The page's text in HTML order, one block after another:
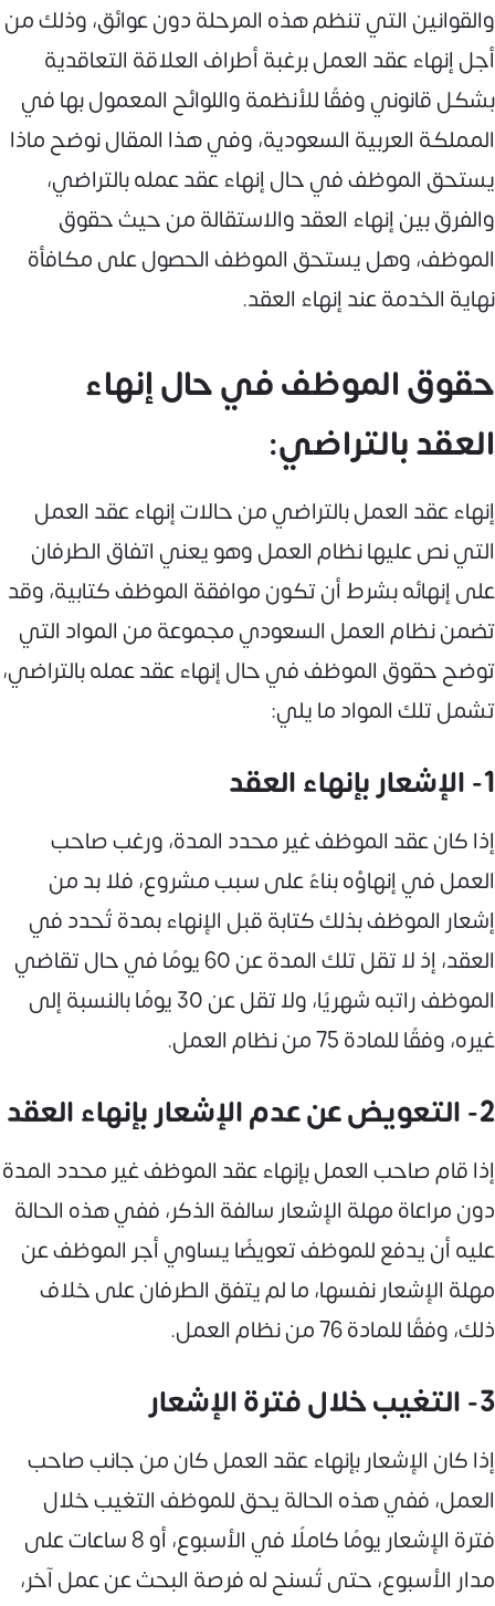
والقوانين التي تنظم هذه المرحلة دون عوائق، وذلك من
أجل إنهاء عقد العمل برغبة أطراف العلاقة التعاقدية
بشكل قانوني وفقًا للأنظمة واللوائح المعمول بها في
المملكة العربية السعودية، وفي هذا المقال نوضح ماذا
يستحق الموظف في حال إنهاء عقد عمله بالتراضي،
والفرق بين إنهاء العقد والاستقالة من حيث حقوق
الموظف، وهل يستحق الموظف الحصول على مكافأة
نهاية الخدمة عند إنهاء العقد.
حقوق الموظف في حال إنهاء
العقد بالتراضي:
إنهاء عقد العمل بالتراضي من حالات إنهاء عقد العمل
التي نص عليها نظام العمل وهو يعني اتفاق الطرفان
على إنهائه بشرط أن تكون موافقة الموظف كتابية، وقد
تضمن نظام العمل السعودي مجموعة من المواد التي
توضح حقوق الموظف في حال إنهاء عقد عمله بالتراضي،
تشمل تلك المواد ما يلي:
1- الإشعار بإنهاء العقد
إذا كان عقد الموظف غير محدد المدة، ورغب صاحب
العمل في إنهاؤه بناءً على سبب مشروع، فلا بد من
إشعار الموظف بذلك كتابة قبل الإنهاء بمدة تُحدد في
العقد، إذ لا تقل تلك المدة عن 60 يومًا في حال تقاضي
الموظف راتبه شهريًا، ولا تقل عن 30 يومًا بالنسبة إلى
غيره، وفقًا للمادة 75 من نظام العمل.
2- التعويض عن عدم الإشعار بإنهاء العقد
إذا قام صاحب العمل بإنهاء عقد الموظف غير محدد المدة
دون مراعاة مهلة الإشعار سالفة الذكر، ففي هذه الحالة
عليه أن يدفع للموظف تعويضًا يساوي أجر الموظف عن
مهلة الإشعار نفسها، ما لم يتفق الطرفان على خلاف
ذلك، وفقًا للمادة 76 من نظام العمل.
3- التغيب خلال فترة الإشعار
إذا كان الإشعار بإنهاء عقد العمل كان من جانب صاحب
العمل، ففي هذه الحالة يحق للموظف التغيب خلال
فترة الإشعار يومًا كاملًا في الأسبوع، أو 8 ساعات على
مدار الأسبوع، حتى تُسنح له فرصة البحث عن عمل آخر،